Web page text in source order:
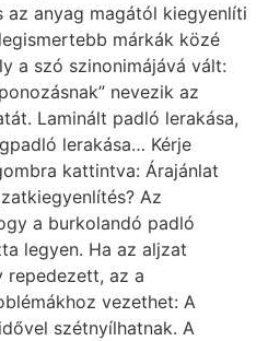
az anyag magától kiegyenlíti
márkák közé
a szó szinonimájává vált:
nevezik az
Laminált padló lerakása,
lerakása… Kérje
kattintva: Árajánlat
Az
a burkolandó padló
legyen. Ha az aljzat
repedezett, az a
vezethet: A
szétnyílhatnak. A